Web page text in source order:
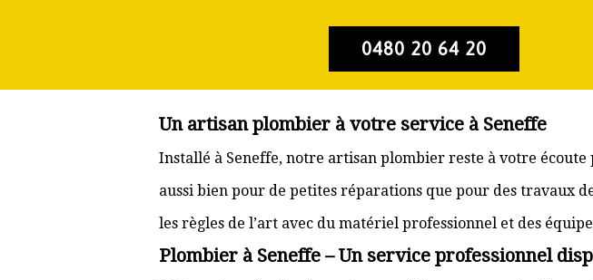
0480 20 64 20
Un artisan plombier à votre service à Seneffe
Installé à Seneffe, notre artisan plombier reste à votre
aussi bien pour de petites réparations que pour des travaux
les règles de l’art avec du matériel professionnel et des
Plombier à Seneffe – Un service professionnel